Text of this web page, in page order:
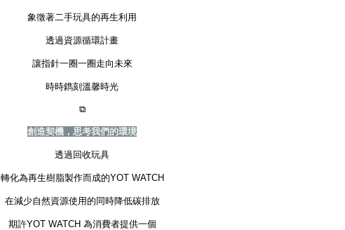
象徵著二手玩具的再生利用
透過資源循環計畫
讓指針一圈一圈走向未來
時時鐫刻溫馨時光
⧉
創造契機，思考我們的環境
透過回收玩具
轉化為再生樹脂製作而成的YOT WATCH
在減少自然資源使用的同時降低碳排放
期許YOT WATCH 為消費者提供一個